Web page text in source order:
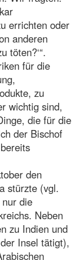
errichten oder
anderen
töten?‘“.
für die
zu
wichtig sind,
die für die
der Bischof
den
stürzte (vgl.
die
Neben
zu Indien und
Insel tätigt),